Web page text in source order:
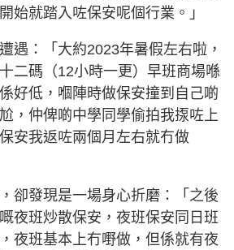
始就踏入咗保安呢個行業。」
遇：「大約2023年暑假左右啦，
二碼（12小時一更）早班商場喺
好低，嗰陣時做保安撞到自己啲
，仲俾啲中學同學偷拍我揼咗上
安我返咗兩個月左右就冇做
卻發現是一場身心折磨：「之後
夜班炒散保安，夜班保安同日班
夜班基本上冇嘢做，但係就有夜